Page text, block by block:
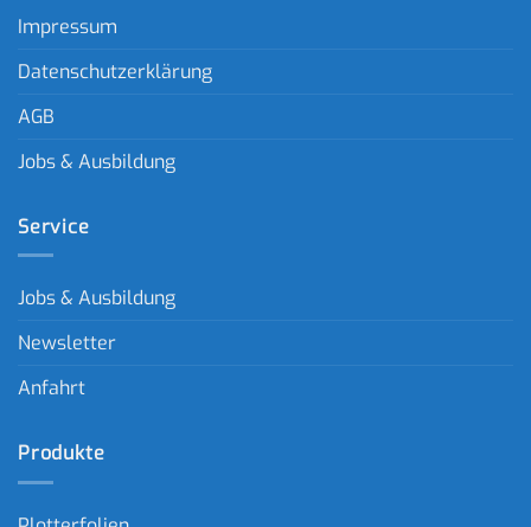
Impressum
Datenschutzerklärung
AGB
Jobs & Ausbildung
Service
Jobs & Ausbildung
Newsletter
Anfahrt
Produkte